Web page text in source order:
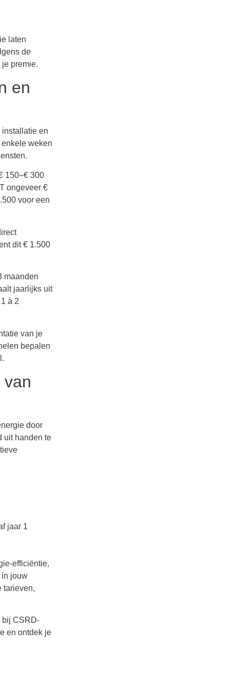
laten
de
premie.
en
installatie en
weken
150–€ 300
ongeveer €
voor een
dit € 1.500
maanden
jaarlijks uit
à 2
van je
bepalen
door
uit handen te
jaar 1
efficiëntie,
in jouw
tarieven,
bij CSRD-
en ontdek je